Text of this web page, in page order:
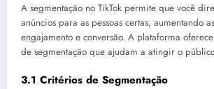
A segmentação no TikTok permite que você
anúncios para as pessoas certas, aumentando
engajamento e conversão. A plataforma
de segmentação que ajudam a atingir o
3.1 Critérios de Segmentação